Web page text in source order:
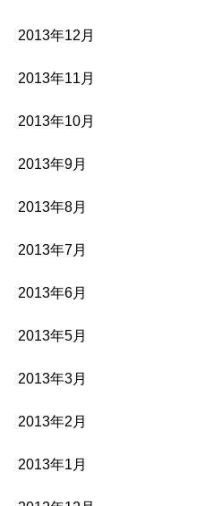
2013年12月
2013年11月
2013年10月
2013年9月
2013年8月
2013年7月
2013年6月
2013年5月
2013年3月
2013年2月
2013年1月